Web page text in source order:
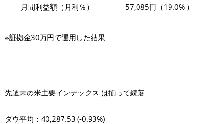
月間利益額（月利％）
57,085円（19.0% ）
※証拠金30万円で運用した結果
先週末の米主要インデックス は揃って続落
ダウ平均：40,287.53 (-0.93%)